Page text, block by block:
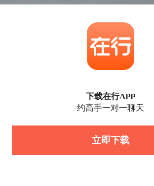
下载在行APP
约高手一对一聊天
立即下载